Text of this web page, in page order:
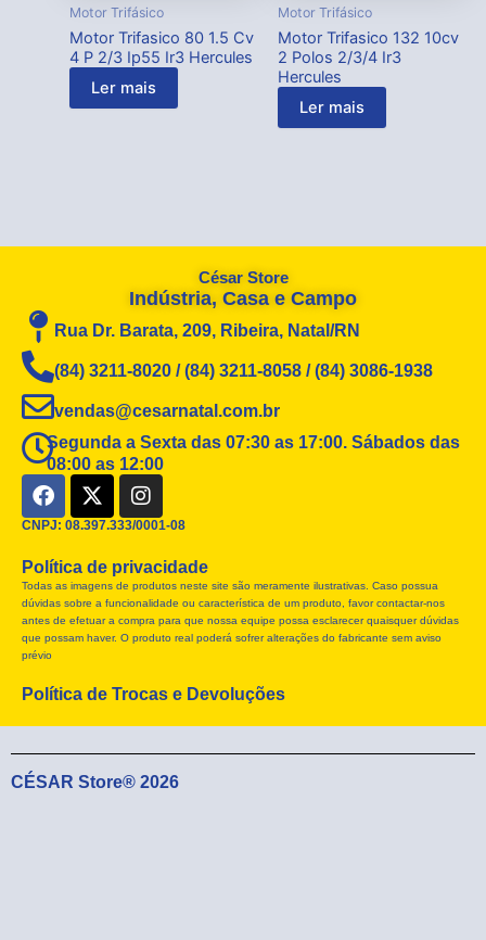
Motor Trifásico
Motor Trifasico 80 1.5 Cv
4 P 2/3 Ip55 Ir3 Hercules
Ler mais
Motor Trifásico
Motor Trifasico 132 10cv
2 Polos 2/3/4 Ir3
Hercules
Ler mais
César Store
Indústria, Casa e Campo
Rua Dr. Barata, 209, Ribeira, Natal/RN
(84) 3211-8020 / (84) 3211-8058 / (84) 3086-1938
vendas@cesarnatal.com.br
Segunda a Sexta das 07:30 as 17:00. Sábados das
08:00 as 12:00
F
a
c
b
o
o
k
X
-
t
i
t
t
e
I
n
s
a
g
r
a
CNPJ: 08.397.333/0001-08
Política de privacidade
Todas as imagens de produtos neste site são meramente ilustrativas. Caso possua
dúvidas sobre a funcionalidade ou característica de um produto, favor contactar-nos
antes de efetuar a compra para que nossa equipe possa esclarecer quaisquer dúvidas
que possam haver. O produto real poderá sofrer alterações do fabricante sem aviso
prévio
Política de Trocas e Devoluções
CÉSAR Store® 2026